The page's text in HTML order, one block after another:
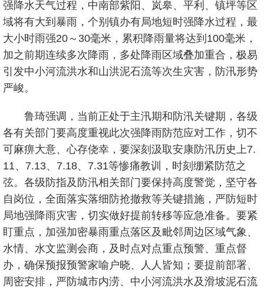
强降水天气过程，中南部紫阳、岚皋、平利、镇坪等区
域将有大到暴雨，个别镇办有局地短时强降水过程，最
大小时雨强20～30毫米，累积降雨量将达到100毫米，
加之前期连续多次降雨，多处降雨区域叠加重合，极易
引发中小河流洪水和山洪泥石流等次生灾害，防汛形势
严峻。
鲁琦强调，当前正处于主汛期和防汛关键期，各级
各有关部门要高度重视此次强降雨防范应对工作，切不
可麻痹大意、心存侥幸，要深刻汲取安康防汛历史上7.
11、7.13、7.18、7.31等惨痛教训，时刻绷紧防范之
弦。各级防指及防汛相关部门要保持高度警觉，坚守各
自岗位，全面落实落细防抢撤救等关键措施，严防短时
局地强降雨灾害，切实做好提前转移等应急准备。要紧
盯重点，加强加密暴雨重点落区及毗邻周边区域气象、
水情、水文监测会商，及时点对点重点预警、重点督
办，确保预报预警家喻户晓、人人皆知；要提前部署、
周密安排，严防城市内涝、中小河流洪水及滑坡泥石流